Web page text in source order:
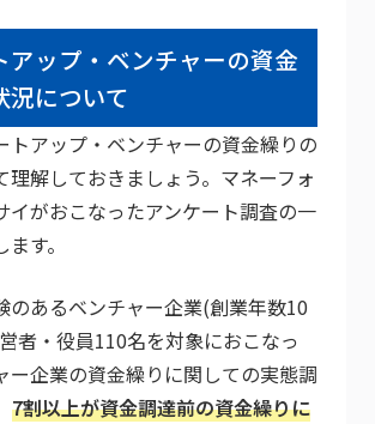
アップ・ベンチャーの資金
況について
トアップ・ベンチャーの資金繰りの
理解しておきましょう。マネーフォ
イがおこなったアンケート調査の一
す。
のあるベンチャー企業(創業年数10
者・役員110名を対象におこなっ
ー企業の資金繰りに関しての実態調
7割以上が資金調達前の資金繰りに